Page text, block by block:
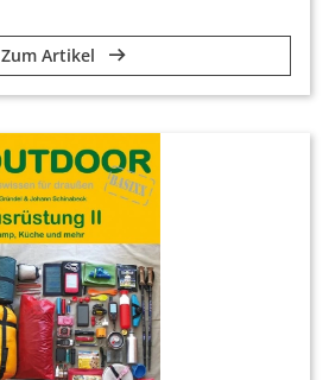
Zum Artikel